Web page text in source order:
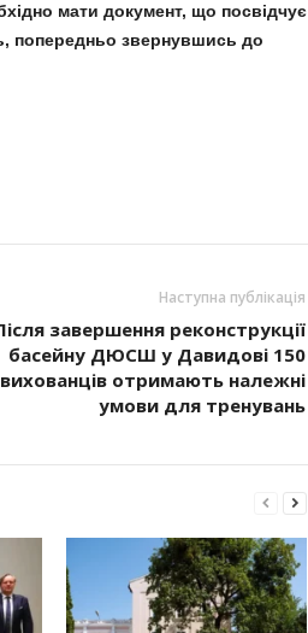
мати документ, що посвідчує
попередньо звернувшись до
Наступна публікація
завершення реконструкції
басейну ДЮСШ у Давидові 150
вихованців отримають належні
умови для тренувань